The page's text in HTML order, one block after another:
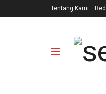
Tentang Kami